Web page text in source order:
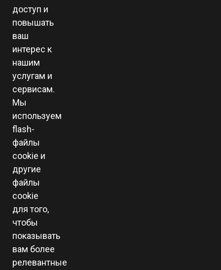
доступ и
повышать
ваш
интерес к
нашим
услугам и
сервисам.
Мы
используем
flash-
файлы
cookie и
другие
файлы
cookie
для того,
чтобы
показывать
вам более
релевантные